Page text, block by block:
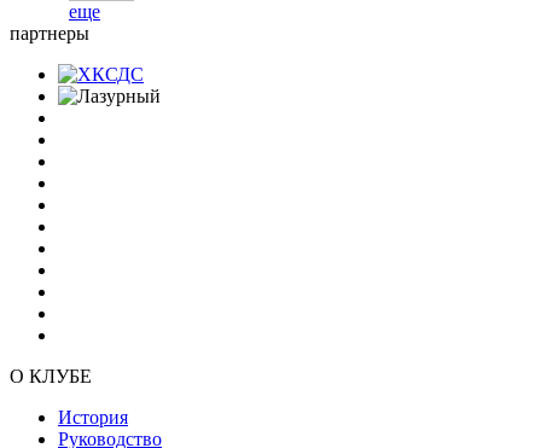
еще
партнеры
О КЛУБЕ
История
Руководство